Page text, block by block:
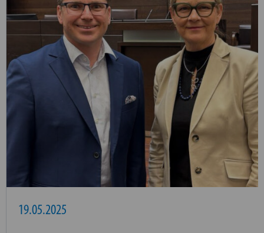
19.05.2025